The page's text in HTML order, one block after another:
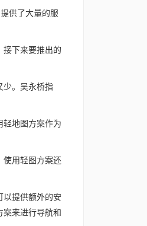
供了大量的服
接下来要推出的
少。吴永桥指
轻地图方案作为
使用轻图方案还
以提供额外的安
案来进行导航和